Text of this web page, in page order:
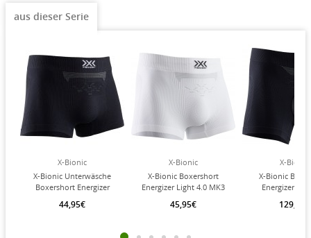
aus dieser Serie
X-Bionic
X-Bionic Unterwäsche
Boxershort Energizer
Herren
44,95€
X-Bionic
X-Bionic Boxershort
Energizer Light 4.0 MK3
Herren
45,95€
X-Bionic
X-Bionic
Energizer
schwarz
129,90€